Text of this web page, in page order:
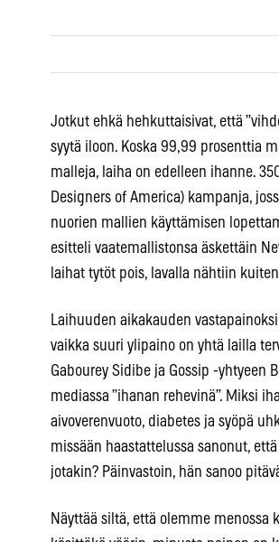
Jotkut ehkä hehkuttaisivat, että
syytä iloon. Koska 99,99 prosenttia
malleja, laiha on edelleen ihanne.
Designers of America) kampanja,
nuorien mallien käyttämisen
esitteli vaatemallistonsa äskettäin
laihat tytöt pois, lavalla nähtiin
Laihuuden aikakauden
vaikka suuri ylipaino on yhtä lailla
Gabourey Sidibe ja Gossip -yhtyeen
mediassa ”ihanan rehevinä”. Miksi
aivoverenvuoto, diabetes ja syöpä
missään haastattelussa sanonut,
jotakin? Päinvastoin, hän sanoo
Näyttää siltä, että olemme